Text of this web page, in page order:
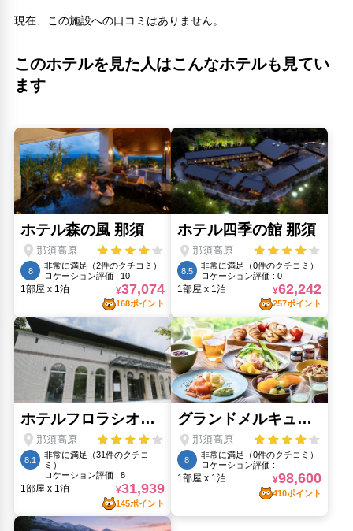
現在、この施設への口コミはありません。
このホテルを見た人はこんなホテルも見てい
ます